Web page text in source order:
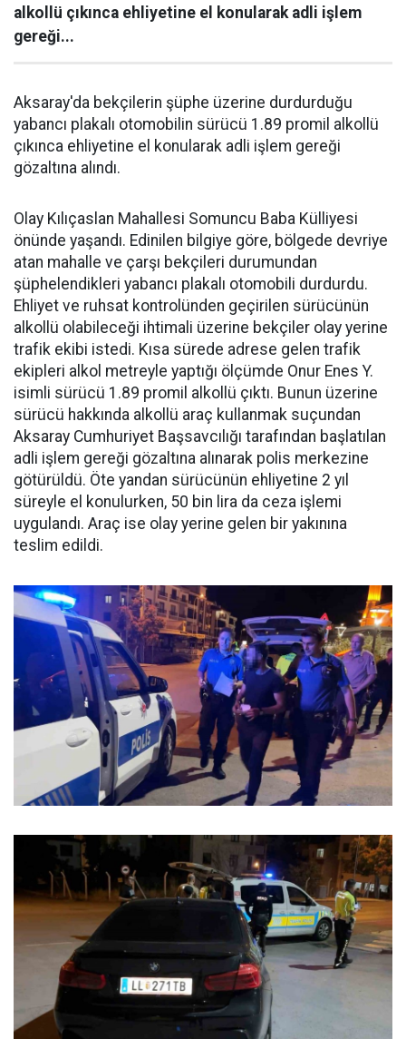
alkollü çıkınca ehliyetine el konularak adli işlem
gereği...
Aksaray'da bekçilerin şüphe üzerine durdurduğu
yabancı plakalı otomobilin sürücü 1.89 promil alkollü
çıkınca ehliyetine el konularak adli işlem gereği
gözaltına alındı.
Olay Kılıçaslan Mahallesi Somuncu Baba Külliyesi
önünde yaşandı. Edinilen bilgiye göre, bölgede devriye
atan mahalle ve çarşı bekçileri durumundan
şüphelendikleri yabancı plakalı otomobili durdurdu.
Ehliyet ve ruhsat kontrolünden geçirilen sürücünün
alkollü olabileceği ihtimali üzerine bekçiler olay yerine
trafik ekibi istedi. Kısa sürede adrese gelen trafik
ekipleri alkol metreyle yaptığı ölçümde Onur Enes Y.
isimli sürücü 1.89 promil alkollü çıktı. Bunun üzerine
sürücü hakkında alkollü araç kullanmak suçundan
Aksaray Cumhuriyet Başsavcılığı tarafından başlatılan
adli işlem gereği gözaltına alınarak polis merkezine
götürüldü. Öte yandan sürücünün ehliyetine 2 yıl
süreyle el konulurken, 50 bin lira da ceza işlemi
uygulandı. Araç ise olay yerine gelen bir yakınına
teslim edildi.